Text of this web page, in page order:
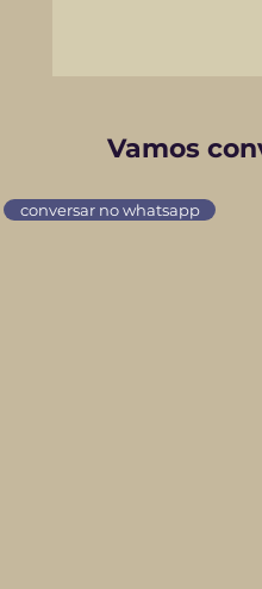
Vamos
conversar no whatsapp